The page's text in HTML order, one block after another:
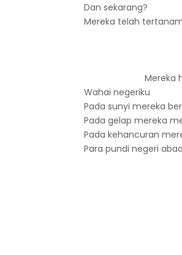
Dan sekarang?
Mereka telah
Mereka
Wahai negeriku
Pada sunyi mereka
Pada gelap mereka
Pada kehancuran
Para pundi negeri